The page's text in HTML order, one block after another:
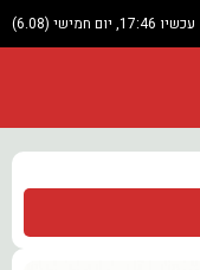
עכשיו 17:46, יום חמישי (6.08)